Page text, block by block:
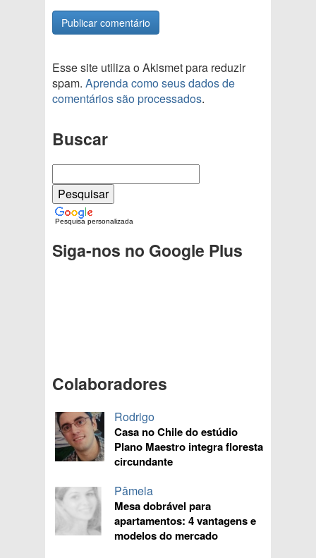
Esse site utiliza o Akismet para reduzir
spam. Aprenda como seus dados de
comentários são processados.
Buscar
Pesquisa personalizada
Siga-nos no Google Plus
Colaboradores
Rodrigo
Casa no Chile do estúdio
Plano Maestro integra floresta
circundante
Pâmela
Mesa dobrável para
apartamentos: 4 vantagens e
modelos do mercado